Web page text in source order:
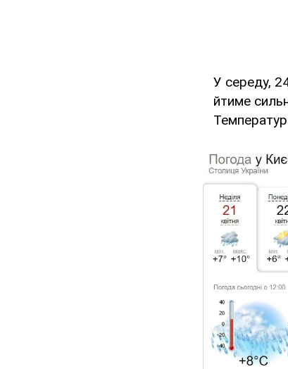
У середу,
йтиме